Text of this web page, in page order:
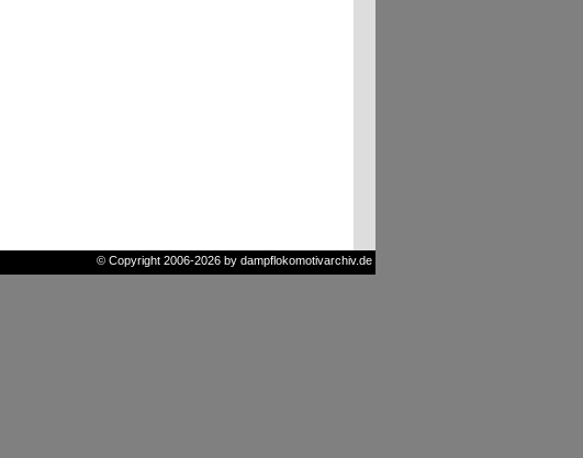
© Copyright 2006-2026 by dampflokomotivarchiv.de